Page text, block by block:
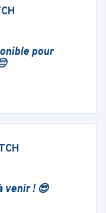
pour
venir ! 😎